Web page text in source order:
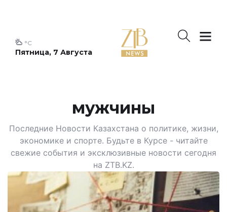
Пятница, 7 Августа
°C
мужчины
Последние Новости Казахстана о политике, жизни,
экономике и спорте. Будьте в Курсе - читайте
свежие события и эксклюзивные новости сегодня
на ZTB.KZ.